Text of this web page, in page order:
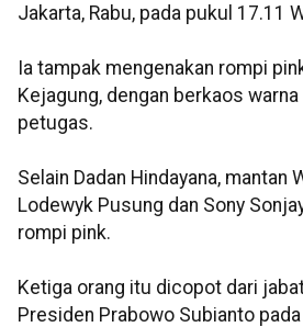
Jakarta, Rabu, pada pukul 17.11
Ia tampak mengenakan rompi
Kejagung, dengan berkaos
petugas.
Selain Dadan Hindayana, mantan
Lodewyk Pusung dan Sony
rompi pink.
Ketiga orang itu dicopot dari
Presiden Prabowo Subianto